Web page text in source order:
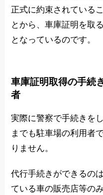
正式に約束されている
とから、車庫証明を取
となっているのです。
車庫証明取得の手続
者
実際に警察で手続きを
までも駐車場の利用者
りません。
代行手続きができるの
ている車の販売店等の